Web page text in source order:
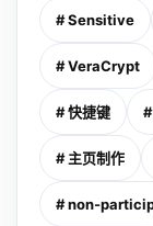
# Sensitive
# VeraCrypt
# 快捷键
# 主页制作
# non-